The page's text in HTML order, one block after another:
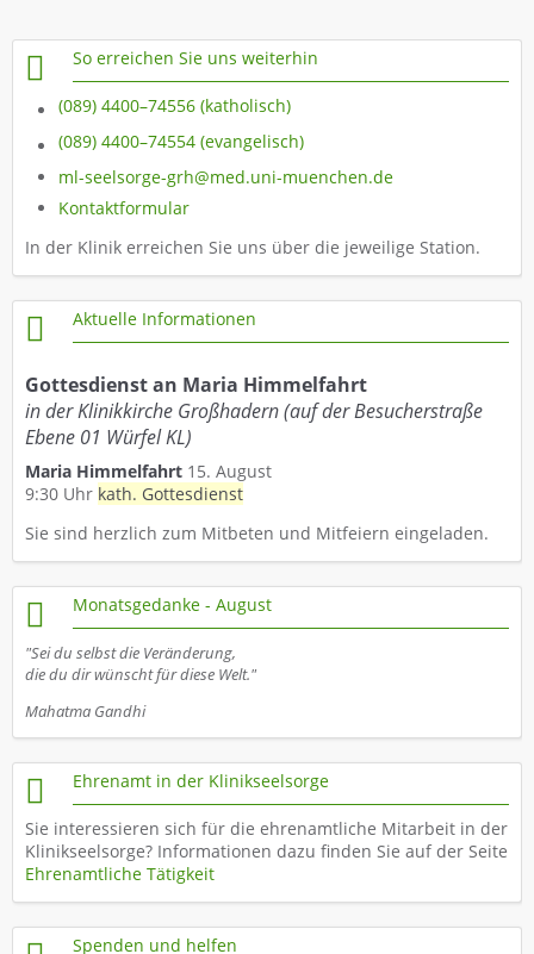
So erreichen Sie uns weiterhin
(089) 4400–74556 (katholisch)
(089) 4400–74554 (evangelisch)
ml-seelsorge-grh@med.uni-muenchen.de
Kontaktformular
In der Klinik erreichen Sie uns über die jeweilige Station.
Aktuelle Informationen
Gottesdienst an Maria Himmelfahrt
in der Klinikkirche Großhadern (auf der Besucherstraße
Ebene 01 Würfel KL)
Maria Himmelfahrt 15. August
9:30 Uhr kath. Gottesdienst
Sie sind herzlich zum Mitbeten und Mitfeiern eingeladen.
Monatsgedanke - August
"Sei du selbst die Veränderung,
die du dir wünscht für diese Welt."
Mahatma Gandhi
Ehrenamt in der Klinikseelsorge
Sie interessieren sich für die ehrenamtliche Mitarbeit in der
Klinikseelsorge? Informationen dazu finden Sie auf der Seite
Ehrenamtliche Tätigkeit
Spenden und helfen